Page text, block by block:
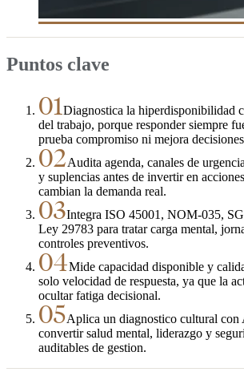
Puntos clave
01Diagnostica la hiperdisponibilidad
del trabajo, porque responder siempre
prueba compromiso ni mejora
02Audita agenda, canales de
y suplencias antes de invertir en
cambian la demanda real.
03Integra ISO 45001, NOM-035,
Ley 29783 para tratar carga mental,
controles preventivos.
04Mide capacidad disponible y
solo velocidad de respuesta, ya que la
ocultar fatiga decisional.
05Aplica un diagnostico cultural con
convertir salud mental, liderazgo y
auditables de gestion.